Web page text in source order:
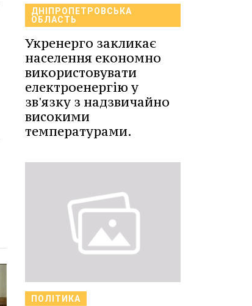
ДНІПРОПЕТРОВСЬКА
ОБЛАСТЬ
Укренерго закликає
населення економно
використовувати
електроенергію у
зв'язку з надзвичайно
високими
температурами.
ПОЛІТИКА